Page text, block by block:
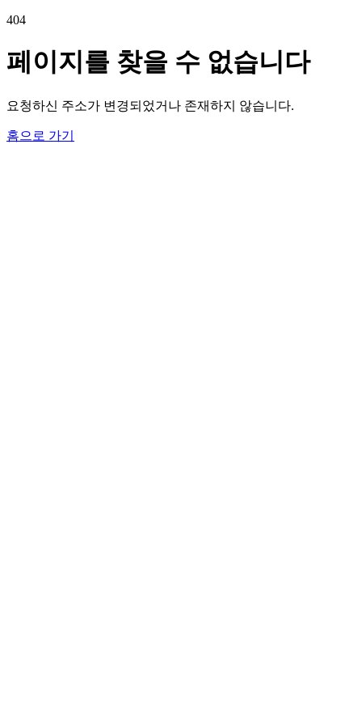
404
페이지를 찾을 수 없습니다
요청하신 주소가 변경되었거나 존재하지 않습니다.
홈으로 가기